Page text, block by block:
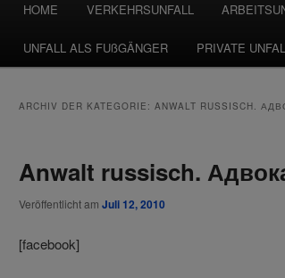
HOME VERKEHRSUNFALL
UNFALL ALS FUßGÄNGER PRIVATE
ARCHIV DER KATEGORIE: ANWALT RUSSISCH.
Anwalt russisch.
Veröffentlicht am Juli 12, 2010
[facebook]